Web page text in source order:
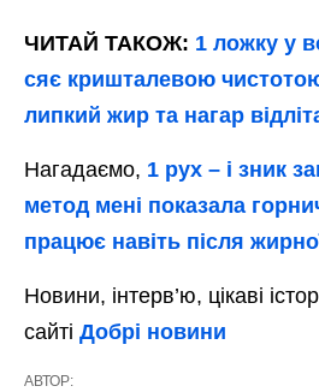
ЧИТАЙ ТАКОЖ: 1 ложку у
сяє кришталевою
липкий жир та нагар
Нагадаємо, 1 рух – і зник
метод мені показала
працює навіть після
Новини, інтерв’ю, цікаві
сайті Добрі новини
АВТОР: